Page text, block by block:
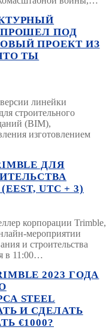
ПРОШЕЛ ПОД
ПРОЕКТ ИЗ
ТЫ
линейки
строительного
(BIM),
изготовлением
ДЛЯ
UTC + 3)
корпорации Trimble,
мероприятии
и строительства
в 11:00…
2023 ГОДА
STEEL
И СДЕЛАТЬ
€1000?